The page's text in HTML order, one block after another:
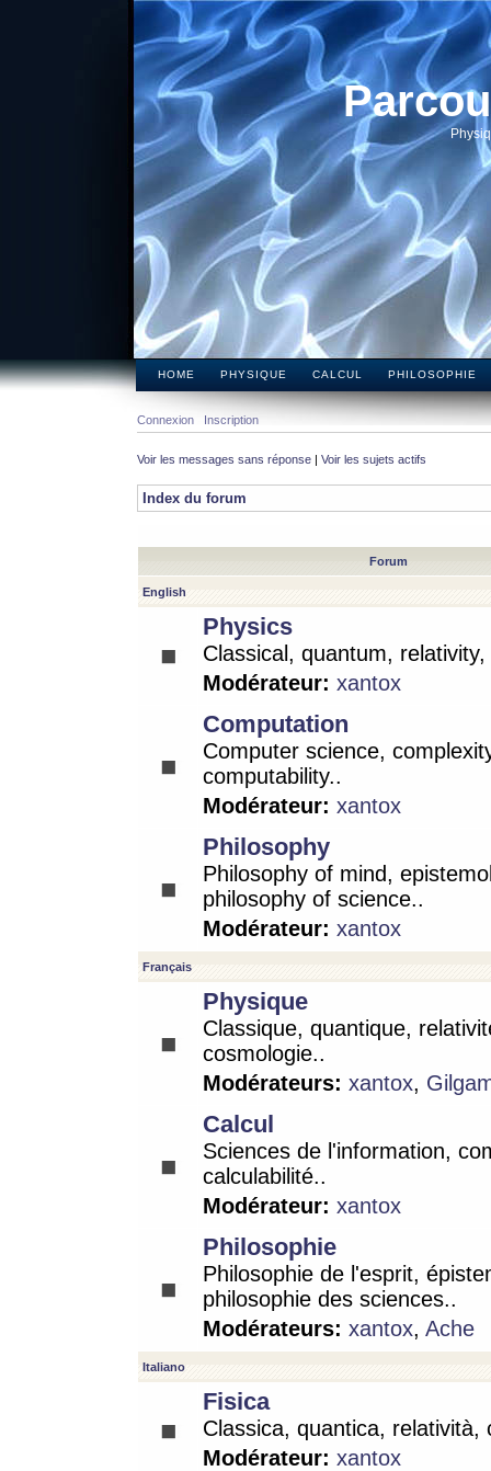
HOME PHYSIQUE CALCUL PHILOSOPHIE
Connexion Inscription
Voir les messages sans réponse | Voir les sujets actifs
Index du forum
Forum
English
Physics
Classical, quantum,
Modérateur: xantox
Computation
Computer science,
computability..
Modérateur: xantox
Philosophy
Philosophy of mind,
philosophy of science..
Modérateur: xantox
Français
Physique
Classique, quantique,
cosmologie..
Modérateurs: xantox,
Calcul
Sciences de l'information,
calculabilité..
Modérateur: xantox
Philosophie
Philosophie de l'esprit,
philosophie des sciences..
Modérateurs: xantox, Ache
Italiano
Fisica
Classica, quantica, relatività,
Modérateur: xantox